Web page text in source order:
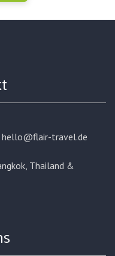
hello@flair-travel.de
Thailand &